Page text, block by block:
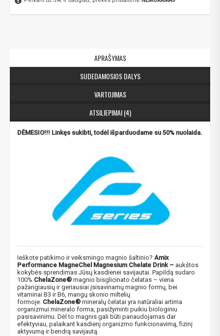
APRAŠYMAS
SUDEDAMOSIOS DALYS
VARTOJIMAS
ATSILIEPIMAI (4)
DĖMESIO!!! Linkęs sukibti, todėl išparduodame su 50% nuolaida.
Ieškote patikimo ir veiksmingo magnio šaltinio? Amix
Performance MagneChel Magnesium Chelate Drink– aukštos
kokybės sprendimas Jūsų kasdienei savijautai. Papildą sudaro
100% ChelaZone® magnio bisglicinato čelatas – viena
pažangiausių ir geriausiai įsisavinamų magnio formų, bei
vitaminai B3 ir B6, mangų skonio miltelių
formoje. ChelaZone® mineralų čelatai yra natūraliai artima
organizmui mineralo forma, pasižyminti puikiu biologiniu
pasisavinimu. Dėl to magnis gali būti panaudojamas dar
efektyviau, palaikant kasdienį organizmo funkcionavimą, fizinį
aktyvumą ir bendrą savijautą.